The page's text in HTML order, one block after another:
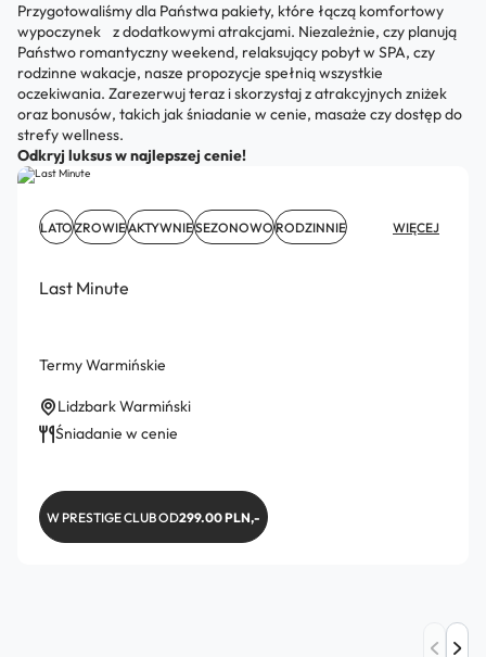
Przygotowaliśmy dla Państwa pakiety, które łączą komfortowy
wypoczynek z dodatkowymi atrakcjami. Niezależnie, czy planują
Państwo romantyczny weekend, relaksujący pobyt w SPA, czy
rodzinne wakacje, nasze propozycje spełnią wszystkie
oczekiwania. Zarezerwuj teraz i skorzystaj z atrakcyjnych zniżek
oraz bonusów, takich jak śniadanie w cenie, masaże czy dostęp do
strefy wellness.
Odkryj luksus w najlepszej cenie!
Last Minute
LATOZROWIEAKTYWNIESEZONOWORODZINNIE WIĘCEJ
Termy Warmińskie
Lidzbark Warmiński
Śniadanie w cenie
W PRESTIGE CLUB OD299.00 PLN,-